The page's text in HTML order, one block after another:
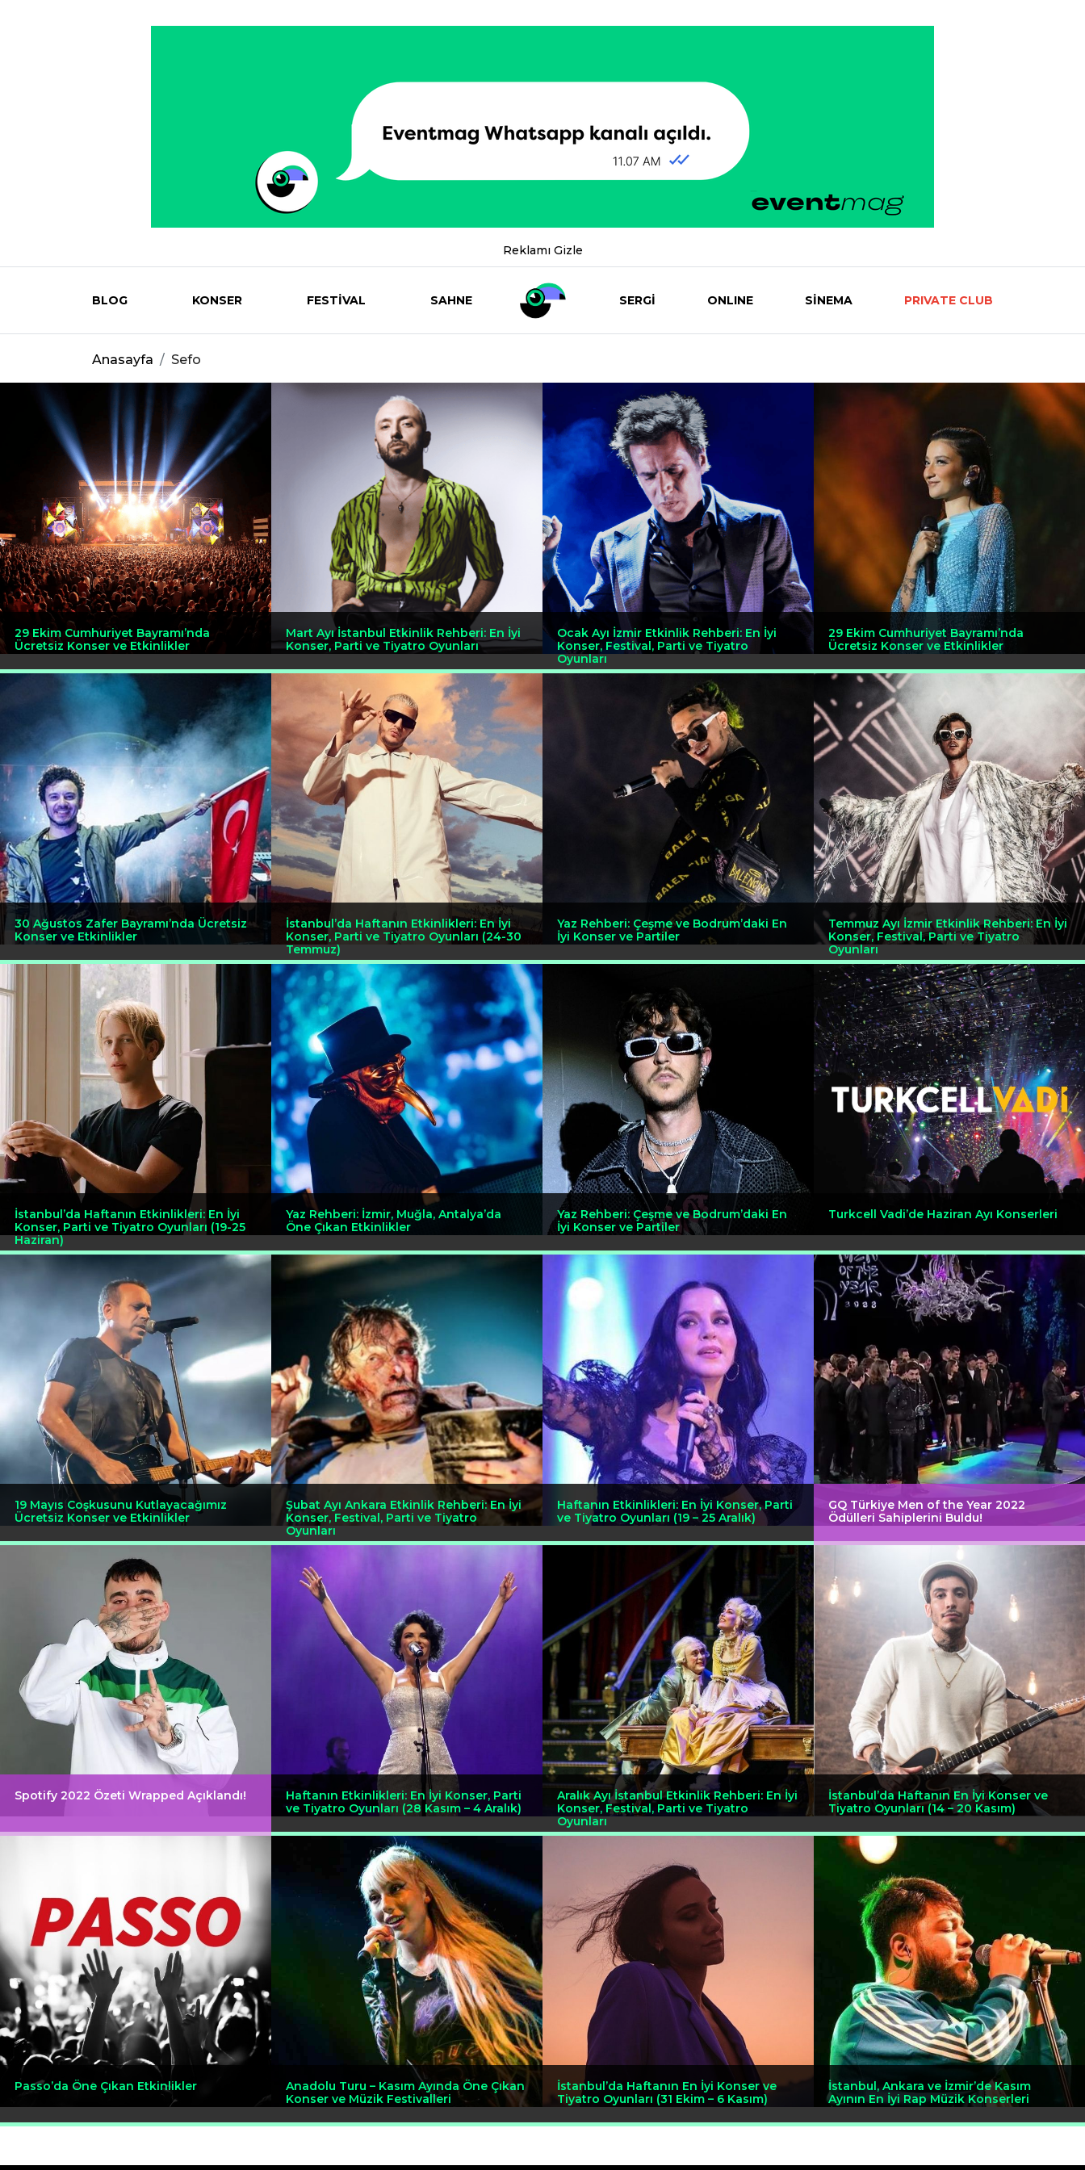
Reklamı Gizle
Eventmag
BLOG KONSER FESTİVAL SAHNE SERGİ ONLINE SİNEMA PRIVATE CLUB
Anasayfa Sefo
29 Ekim Cumhuriyet Bayramı’nda
Ücretsiz Konser ve Etkinlikler
Mart Ayı İstanbul Etkinlik Rehberi: En İyi
Konser, Parti ve Tiyatro Oyunları
Ocak Ayı İzmir Etkinlik Rehberi: En İyi
Konser, Festival, Parti ve Tiyatro
Oyunları
29 Ekim Cumhuriyet Bayramı’nda
Ücretsiz Konser ve Etkinlikler
30 Ağustos Zafer Bayramı’nda Ücretsiz
Konser ve Etkinlikler
İstanbul’da Haftanın Etkinlikleri: En İyi
Konser, Parti ve Tiyatro Oyunları (24-30
Temmuz)
Yaz Rehberi: Çeşme ve Bodrum’daki En
İyi Konser ve Partiler
Temmuz Ayı İzmir Etkinlik Rehberi: En İyi
Konser, Festival, Parti ve Tiyatro
Oyunları
İstanbul’da Haftanın Etkinlikleri: En İyi
Konser, Parti ve Tiyatro Oyunları (19-25
Haziran)
Yaz Rehberi: İzmir, Muğla, Antalya’da
Öne Çıkan Etkinlikler
Yaz Rehberi: Çeşme ve Bodrum’daki En
İyi Konser ve Partiler
Turkcell Vadi’de Haziran Ayı Konserleri
19 Mayıs Coşkusunu Kutlayacağımız
Ücretsiz Konser ve Etkinlikler
Şubat Ayı Ankara Etkinlik Rehberi: En İyi
Konser, Festival, Parti ve Tiyatro
Oyunları
Haftanın Etkinlikleri: En İyi Konser, Parti
ve Tiyatro Oyunları (19 – 25 Aralık)
GQ Türkiye Men of the Year 2022
Ödülleri Sahiplerini Buldu!
Spotify 2022 Özeti Wrapped Açıklandı!
Haftanın Etkinlikleri: En İyi Konser, Parti
ve Tiyatro Oyunları (28 Kasım – 4 Aralık)
Aralık Ayı İstanbul Etkinlik Rehberi: En İyi
Konser, Festival, Parti ve Tiyatro
Oyunları
İstanbul’da Haftanın En İyi Konser ve
Tiyatro Oyunları (14 – 20 Kasım)
Passo’da Öne Çıkan Etkinlikler
Anadolu Turu – Kasım Ayında Öne Çıkan
Konser ve Müzik Festivalleri
İstanbul’da Haftanın En İyi Konser ve
Tiyatro Oyunları (31 Ekim – 6 Kasım)
İstanbul, Ankara ve İzmir’de Kasım
Ayının En İyi Rap Müzik Konserleri